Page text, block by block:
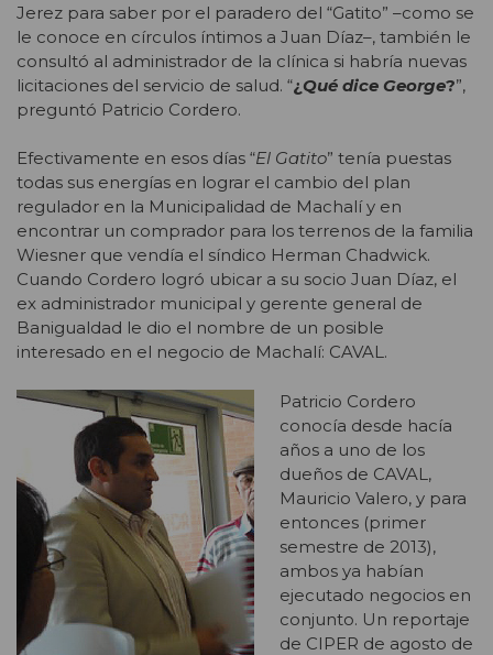
Jerez para saber por el paradero del “Gatito” –como se
le conoce en círculos íntimos a Juan Díaz–, también le
consultó al administrador de la clínica si habría nuevas
licitaciones del servicio de salud. “¿ Qué dice George?”,
preguntó Patricio Cordero.
Efectivamente en esos días “El Gatito” tenía puestas
todas sus energías en lograr el cambio del plan
regulador en la Municipalidad de Machalí y en
encontrar un comprador para los terrenos de la familia
Wiesner que vendía el síndico Herman Chadwick.
Cuando Cordero logró ubicar a su socio Juan Díaz, el
ex administrador municipal y gerente general de
Banigualdad le dio el nombre de un posible
interesado en el negocio de Machalí: CAVAL.
Patricio Cordero
conocía desde hacía
años a uno de los
dueños de CAVAL,
Mauricio Valero, y para
entonces (primer
semestre de 2013),
ambos ya habían
ejecutado negocios en
conjunto. Un reportaje
de CIPER de agosto de